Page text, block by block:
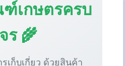
เกษตรครบ
ร 🌾
เก็บเกี่ยว ด้วยสินค้า